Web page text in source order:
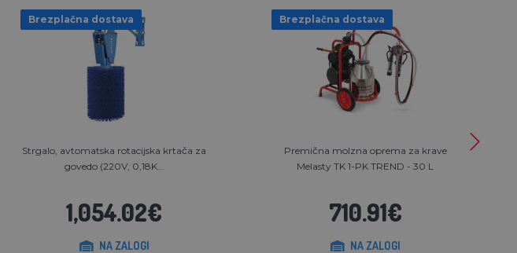
Brezplačna dostava
Strgalo, avtomatska rotacijska krtača za
govedo (220V, 0,18K...
1,054.02€
NA ZALOGI
Brezplačna dostava
Premična molzna oprema za krave
Melasty TK 1-PK TREND - 30 L
710.91€
NA ZALOGI